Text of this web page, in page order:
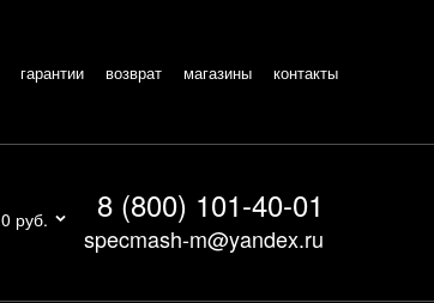
гарантии возврат магазины контакты
0 руб. 8 (800) 101-40-01
specmash-m@yandex.ru